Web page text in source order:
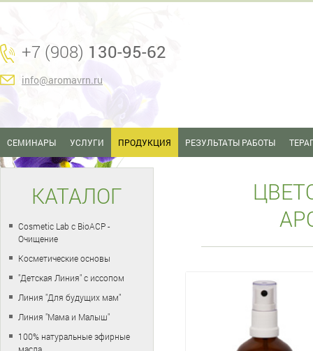
+7 (908) 130-95-62
info@aromavrn.ru
СЕМИНАРЫ УСЛУГИ ПРОДУКЦИЯ РЕЗУЛЬТАТЫ РАБОТЫ
КАТАЛОГ
Cosmetic Lab с BioACP -
Очищение
Косметические основы
"Детская Линия" с иссопом
Линия "Для будущих мам"
Линия "Мама и Малыш"
100% натуральные эфирные